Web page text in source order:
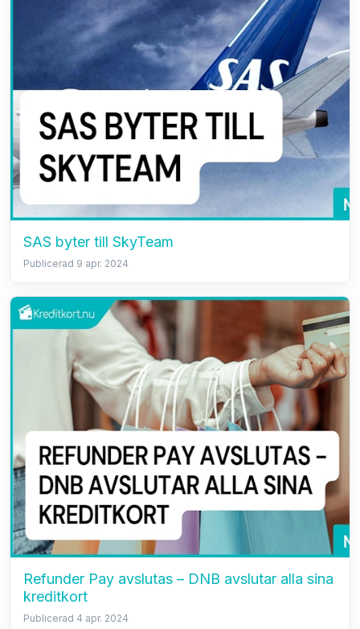
SAS byter till SkyTeam
Publicerad 9 apr. 2024
Refunder Pay avslutas – DNB avslutar alla sina
kreditkort
Publicerad 4 apr. 2024